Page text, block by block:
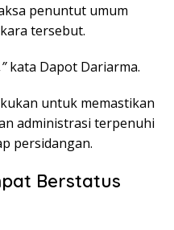
penuntut umum
tersebut.
kata Dapot Dariarma.
untuk memastikan
administrasi terpenuhi
persidangan.
Berstatus